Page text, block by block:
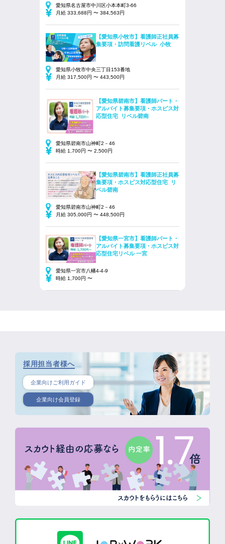
愛知県名古屋市中川区小本本町3-66
月給 333,688円 〜 384,563円
【愛知県小牧市】看護師正社員募
集要項・訪問看護リベル 小牧
愛知県小牧市中央三丁目153番地
月給 317,500円 〜 443,500円
【愛知県碧南市】看護師パート・
アルバイト募集要項・ホスピス対
応型住宅 リベル碧南
愛知県碧南市山神町2－46
時給 1,700円 〜 2,500円
【愛知県碧南市】看護師正社員募
集要項・ホスピス対応型住宅 リ
ベル碧南
愛知県碧南市山神町2－46
月給 305,000円 〜 448,500円
【愛知県一宮市】看護師パート・
アルバイト募集要項・ホスピス対
応型住宅リベル 一宮
愛知県一宮市八幡4-4-9
時給 1,700円 〜
採用担当者様へ
企業向けご利用ガイド
企業向け会員登録